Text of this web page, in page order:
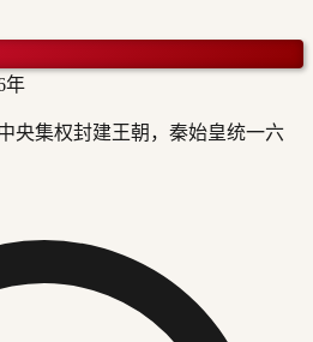
年
央集权封建王朝，秦始皇统一六